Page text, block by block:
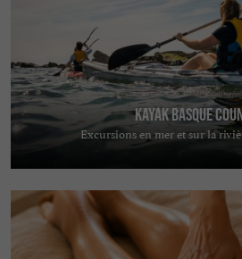
Kayak Basque
Excursions en mer et sur la